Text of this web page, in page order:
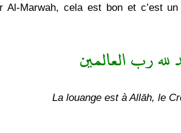
Al-Marwah, cela est bon et c’est
لله رب العالمين
La louange est à Allāh, le